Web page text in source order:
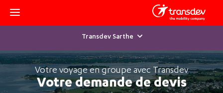
Transdev Sarthe
Votre voyage en groupe avec Transdev
Votre demande de devis